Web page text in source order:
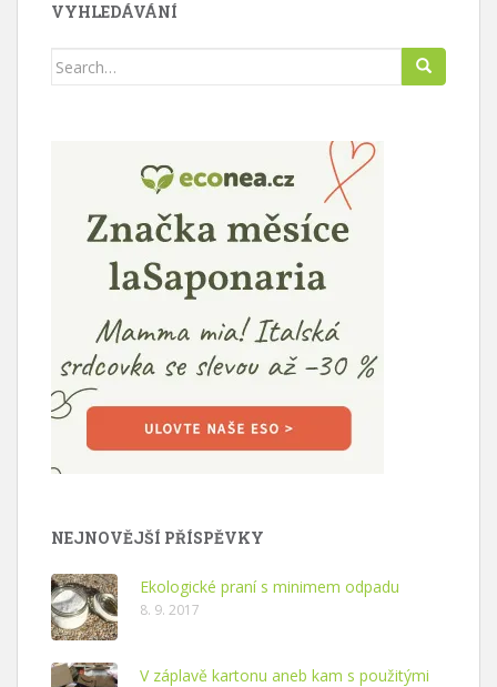
VYHLEDÁVÁNÍ
Search
NEJNOVĚJŠÍ PŘÍSPĚVKY
Ekologické praní s minimem odpadu
8. 9. 2017
V záplavě kartonu aneb kam s použitými